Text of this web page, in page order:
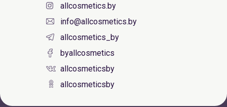
allcosmetics.by
info@allcosmetics.by
allcosmetics_by
byallcosmetics
allcosmeticsby
allcosmeticsby